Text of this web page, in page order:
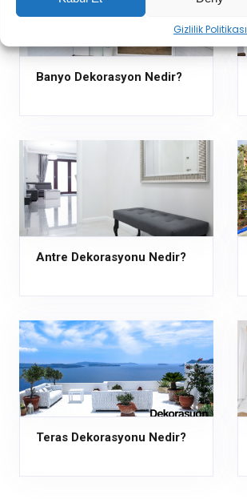
Gizlilik Politikası
Banyo Dekorasyon Nedir?
Antre Dekorasyonu Nedir?
Teras Dekorasyonu Nedir?